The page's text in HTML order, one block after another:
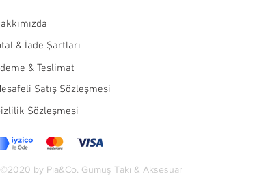
& İade Şartları
& Teslimat
Satış Sözleşmesi
Sözleşmesi
©2020 by Pia&Co. Gümüş Takı & Aksesuar